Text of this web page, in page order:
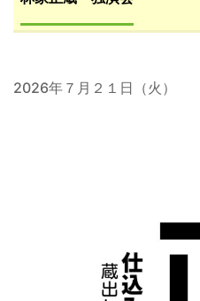
2026年７月２１日（火）